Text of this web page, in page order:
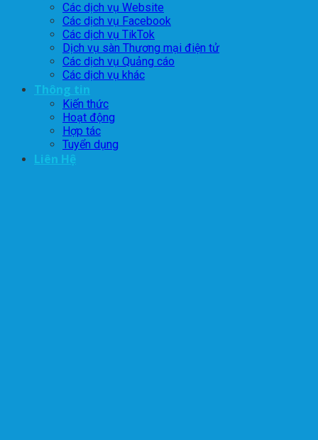
Các dịch vụ Website
Các dịch vụ Facebook
Các dịch vụ TikTok
Dịch vụ sàn Thương mại điện tử
Các dịch vụ Quảng cáo
Các dịch vụ khác
Thông tin
Kiến thức
Hoạt động
Hợp tác
Tuyển dụng
Liên Hệ